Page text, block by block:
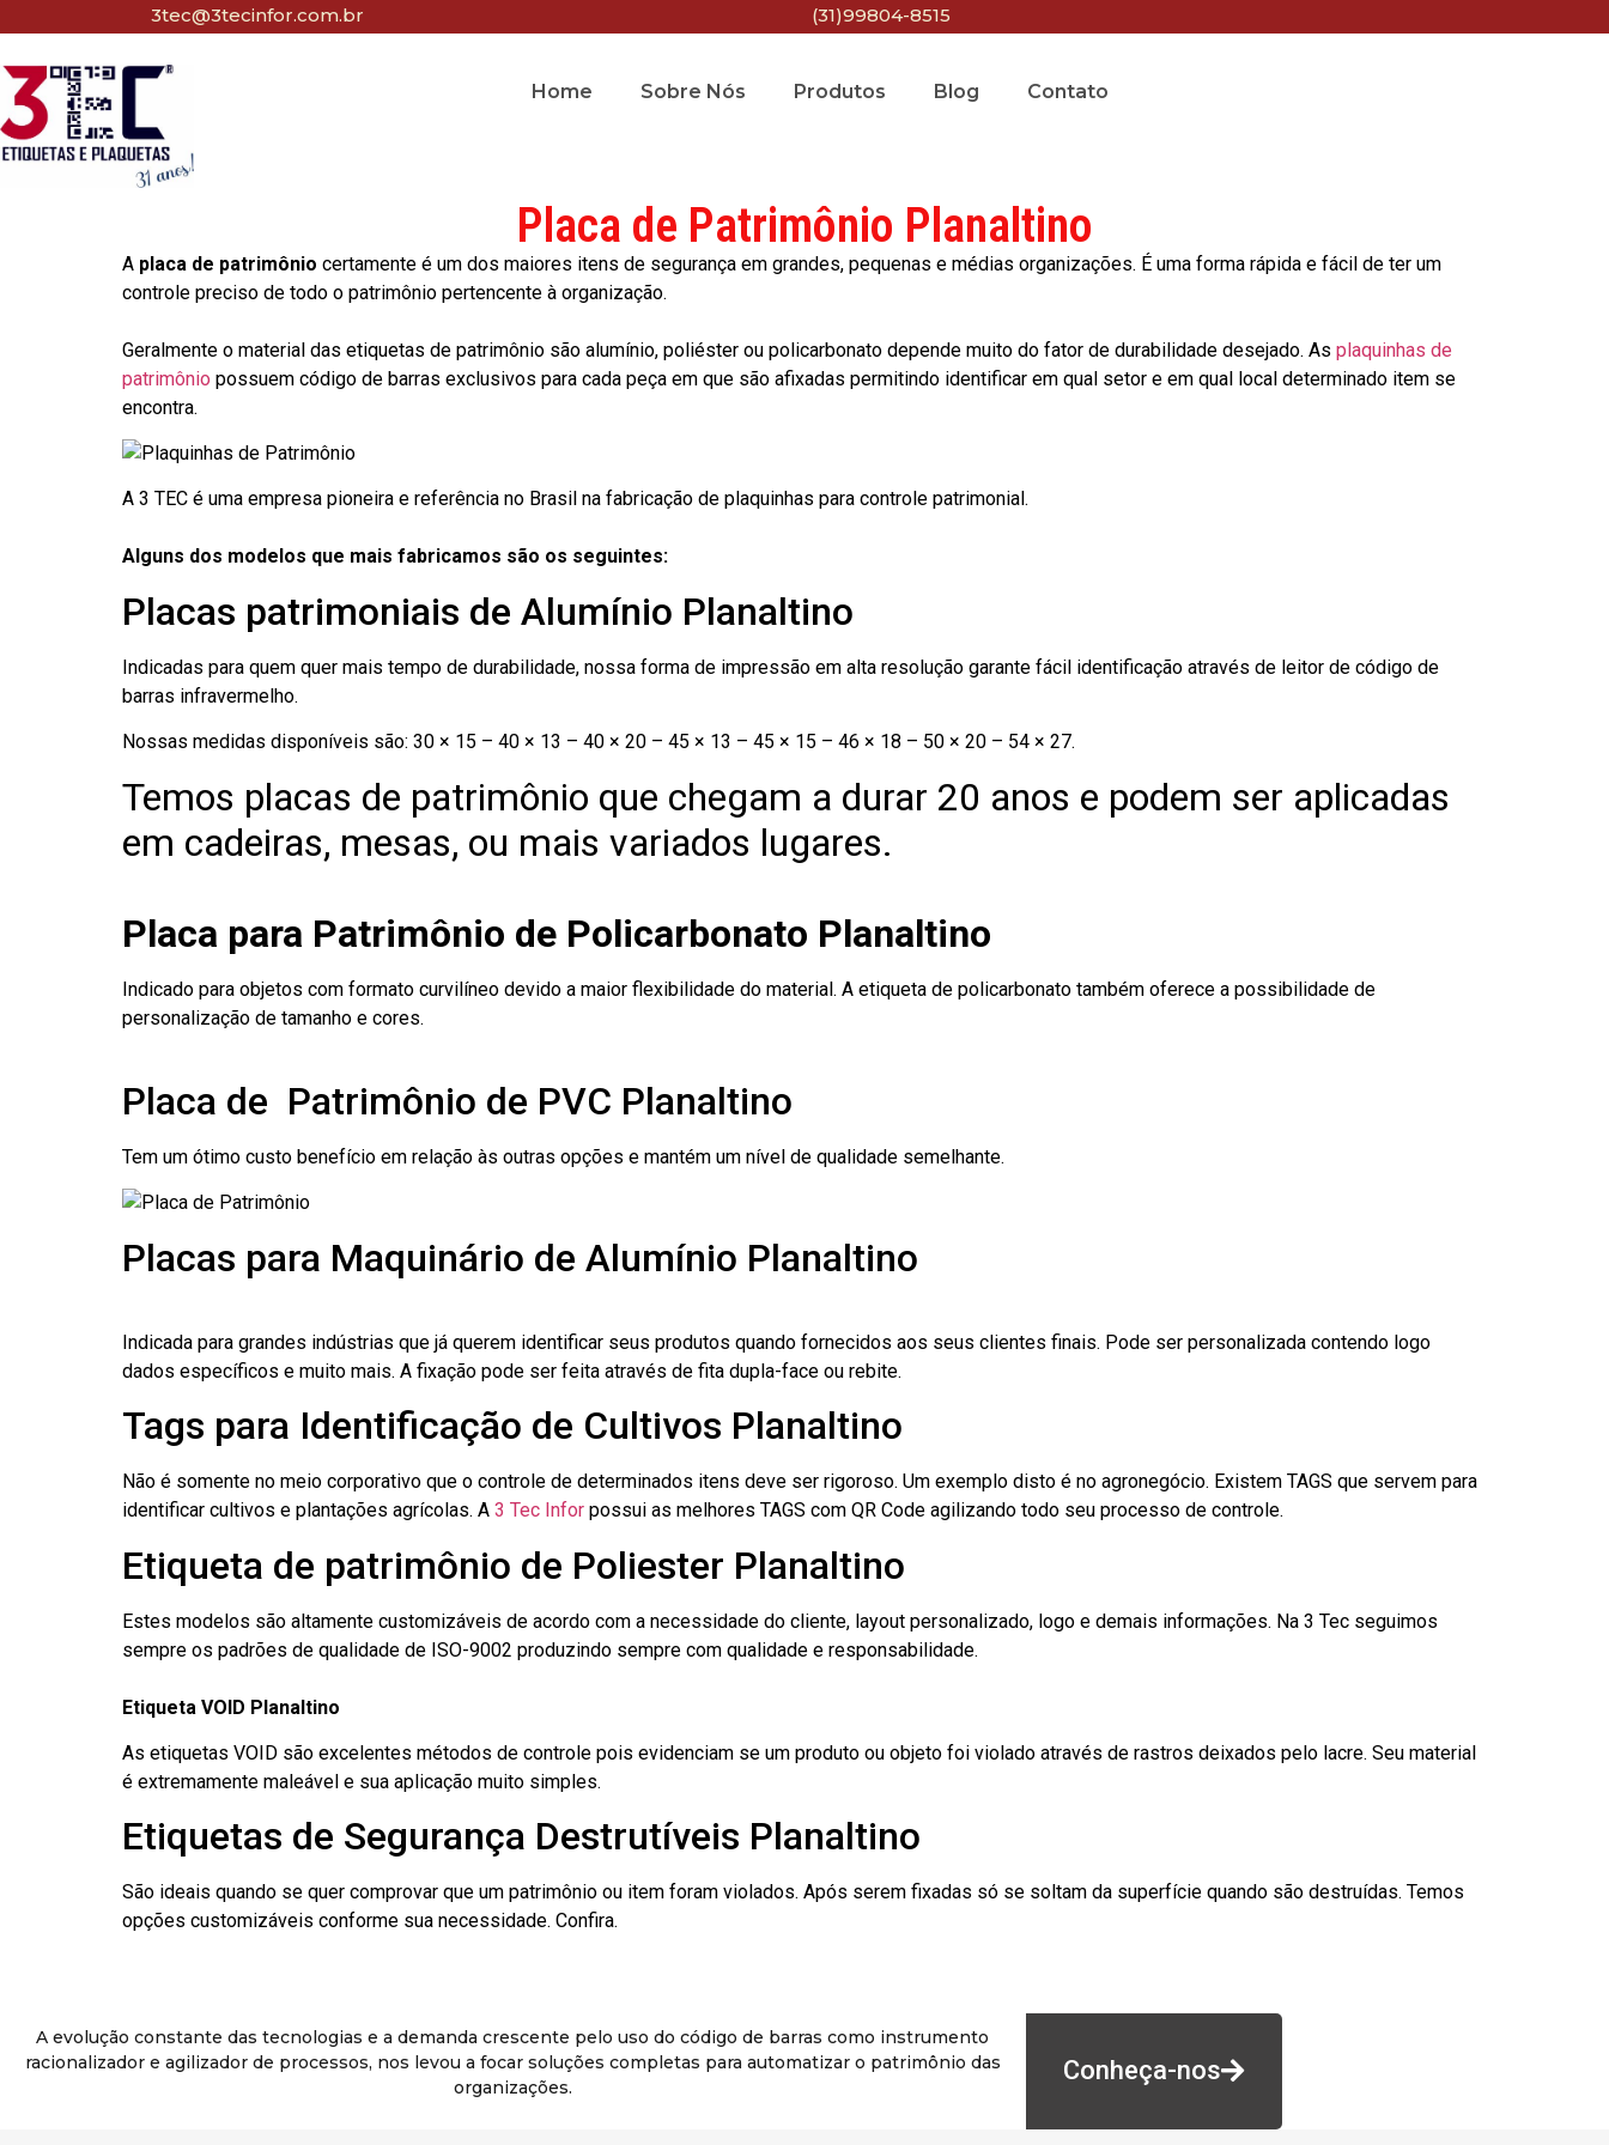
3tec@3tecinfor.com.br (31)99804-8515
Home Sobre Nós Produtos Blog Contato
Placa de Patrimônio Planaltino
A placa de patrimônio certamente é um dos maiores itens de segurança em grandes, pequenas e médias organizações. É uma forma rápida e fácil de ter um
controle preciso de todo o patrimônio pertencente à organização.
Geralmente o material das etiquetas de patrimônio são alumínio, poliéster ou policarbonato depende muito do fator de durabilidade desejado. As plaquinhas de
patrimônio possuem código de barras exclusivos para cada peça em que são afixadas permitindo identificar em qual setor e em qual local determinado item se
encontra.
A 3 TEC é uma empresa pioneira e referência no Brasil na fabricação de plaquinhas para controle patrimonial.
Alguns dos modelos que mais fabricamos são os seguintes:
Placas patrimoniais de Alumínio Planaltino
Indicadas para quem quer mais tempo de durabilidade, nossa forma de impressão em alta resolução garante fácil identificação através de leitor de código de
barras infravermelho.
Nossas medidas disponíveis são: 30 × 15 – 40 × 13 – 40 × 20 – 45 × 13 – 45 × 15 – 46 × 18 – 50 × 20 – 54 × 27.
Temos placas de patrimônio que chegam a durar 20 anos e podem ser aplicadas
em cadeiras, mesas, ou mais variados lugares.
Placa para Patrimônio de Policarbonato Planaltino
Indicado para objetos com formato curvilíneo devido a maior flexibilidade do material. A etiqueta de policarbonato também oferece a possibilidade de
personalização de tamanho e cores.
Placa de Patrimônio de PVC Planaltino
Tem um ótimo custo benefício em relação às outras opções e mantém um nível de qualidade semelhante.
Placas para Maquinário de Alumínio Planaltino
Indicada para grandes indústrias que já querem identificar seus produtos quando fornecidos aos seus clientes finais. Pode ser personalizada contendo logo
dados específicos e muito mais. A fixação pode ser feita através de fita dupla-face ou rebite.
Tags para Identificação de Cultivos Planaltino
Não é somente no meio corporativo que o controle de determinados itens deve ser rigoroso. Um exemplo disto é no agronegócio. Existem TAGS que servem para
identificar cultivos e plantações agrícolas. A 3 Tec Infor possui as melhores TAGS com QR Code agilizando todo seu processo de controle.
Etiqueta de patrimônio de Poliester Planaltino
Estes modelos são altamente customizáveis de acordo com a necessidade do cliente, layout personalizado, logo e demais informações. Na 3 Tec seguimos
sempre os padrões de qualidade de ISO-9002 produzindo sempre com qualidade e responsabilidade.
Etiqueta VOID Planaltino
As etiquetas VOID são excelentes métodos de controle pois evidenciam se um produto ou objeto foi violado através de rastros deixados pelo lacre. Seu material
é extremamente maleável e sua aplicação muito simples.
Etiquetas de Segurança Destrutíveis Planaltino
São ideais quando se quer comprovar que um patrimônio ou item foram violados. Após serem fixadas só se soltam da superfície quando são destruídas. Temos
opções customizáveis conforme sua necessidade. Confira.
A evolução constante das tecnologias e a demanda crescente pelo uso do código de barras como instrumento
racionalizador e agilizador de processos, nos levou a focar soluções completas para automatizar o patrimônio das
organizações.
Conheça-nos